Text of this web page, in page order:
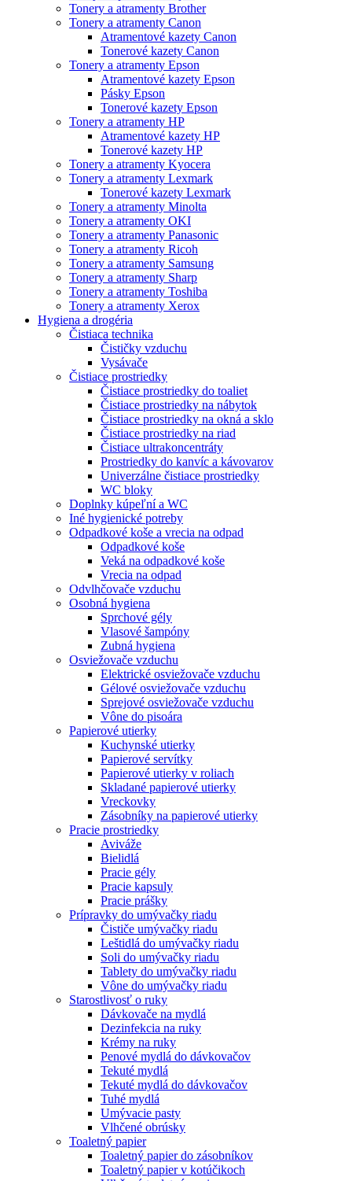
Tonery a atramenty Brother
Tonery a atramenty Canon
Atramentové kazety Canon
Tonerové kazety Canon
Tonery a atramenty Epson
Atramentové kazety Epson
Pásky Epson
Tonerové kazety Epson
Tonery a atramenty HP
Atramentové kazety HP
Tonerové kazety HP
Tonery a atramenty Kyocera
Tonery a atramenty Lexmark
Tonerové kazety Lexmark
Tonery a atramenty Minolta
Tonery a atramenty OKI
Tonery a atramenty Panasonic
Tonery a atramenty Ricoh
Tonery a atramenty Samsung
Tonery a atramenty Sharp
Tonery a atramenty Toshiba
Tonery a atramenty Xerox
Hygiena a drogéria
Čistiaca technika
Čističky vzduchu
Vysávače
Čistiace prostriedky
Čistiace prostriedky do toaliet
Čistiace prostriedky na nábytok
Čistiace prostriedky na okná a sklo
Čistiace prostriedky na riad
Čistiace ultrakoncentráty
Prostriedky do kanvíc a kávovarov
Univerzálne čistiace prostriedky
WC bloky
Doplnky kúpeľní a WC
Iné hygienické potreby
Odpadkové koše a vrecia na odpad
Odpadkové koše
Veká na odpadkové koše
Vrecia na odpad
Odvlhčovače vzduchu
Osobná hygiena
Sprchové gély
Vlasové šampóny
Zubná hygiena
Osviežovače vzduchu
Elektrické osviežovače vzduchu
Gélové osviežovače vzduchu
Sprejové osviežovače vzduchu
Vône do pisoára
Papierové utierky
Kuchynské utierky
Papierové servítky
Papierové utierky v roliach
Skladané papierové utierky
Vreckovky
Zásobníky na papierové utierky
Pracie prostriedky
Aviváže
Bielidlá
Pracie gély
Pracie kapsuly
Pracie prášky
Prípravky do umývačky riadu
Čističe umývačky riadu
Leštidlá do umývačky riadu
Soli do umývačky riadu
Tablety do umývačky riadu
Vône do umývačky riadu
Starostlivosť o ruky
Dávkovače na mydlá
Dezinfekcia na ruky
Krémy na ruky
Penové mydlá do dávkovačov
Tekuté mydlá
Tekuté mydlá do dávkovačov
Tuhé mydlá
Umývacie pasty
Vlhčené obrúsky
Toaletný papier
Toaletný papier do zásobníkov
Toaletný papier v kotúčikoch